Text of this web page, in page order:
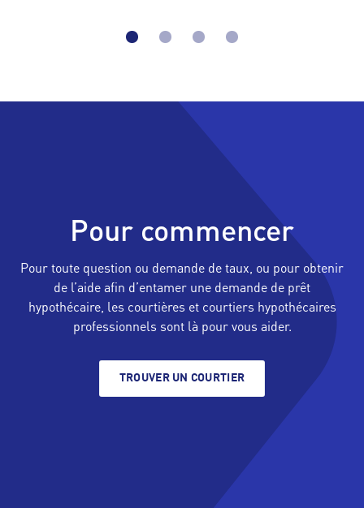
Pour commencer
Pour toute question ou demande de taux, ou pour obtenir
de l’aide afin d’entamer une demande de prêt
hypothécaire, les courtières et courtiers hypothécaires
professionnels sont là pour vous aider.
TROUVER UN COURTIER